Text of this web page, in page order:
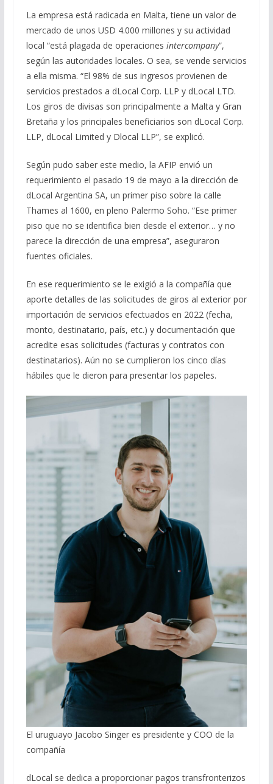
La empresa está radicada en Malta, tiene un valor de
mercado de unos USD 4.000 millones y su actividad
local “está plagada de operaciones intercompany”,
según las autoridades locales. O sea, se vende servicios
a ella misma. “El 98% de sus ingresos provienen de
servicios prestados a dLocal Corp. LLP y dLocal LTD.
Los giros de divisas son principalmente a Malta y Gran
Bretaña y los principales beneficiarios son dLocal Corp.
LLP, dLocal Limited y Dlocal LLP”, se explicó.
Según pudo saber este medio, la AFIP envió un
requerimiento el pasado 19 de mayo a la dirección de
dLocal Argentina SA, un primer piso sobre la calle
Thames al 1600, en pleno Palermo Soho. “Ese primer
piso que no se identifica bien desde el exterior… y no
parece la dirección de una empresa”, aseguraron
fuentes oficiales.
En ese requerimiento se le exigió a la compañía que
aporte detalles de las solicitudes de giros al exterior por
importación de servicios efectuados en 2022 (fecha,
monto, destinatario, país, etc.) y documentación que
acredite esas solicitudes (facturas y contratos con
destinatarios). Aún no se cumplieron los cinco días
hábiles que le dieron para presentar los papeles.
El uruguayo Jacobo Singer es presidente y COO de la
compañía
dLocal se dedica a proporcionar pagos transfronterizos